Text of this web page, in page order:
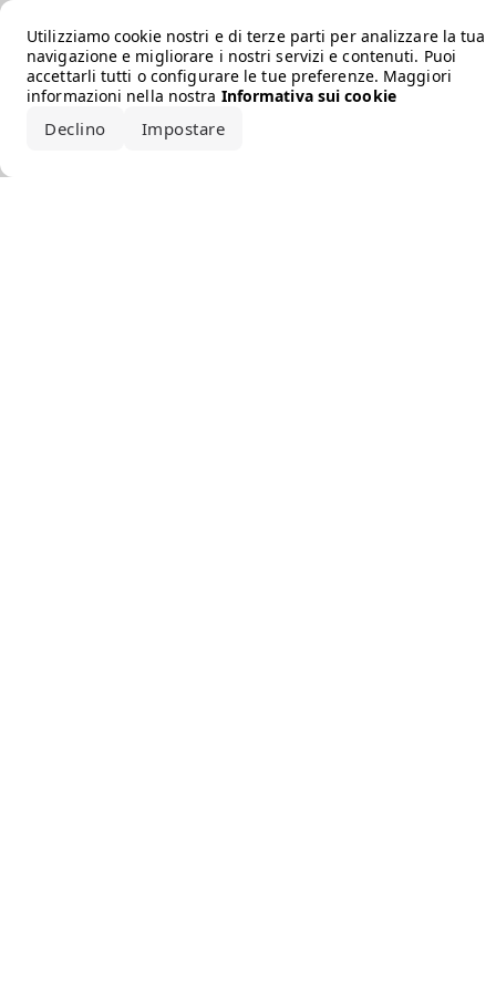
Utilizziamo cookie nostri e di terze parti per analizzare la tua
navigazione e migliorare i nostri servizi e contenuti. Puoi
accettarli tutti o configurare le tue preferenze. Maggiori
informazioni nella nostra Informativa sui cookie
Declino Impostare
Error loading the brand